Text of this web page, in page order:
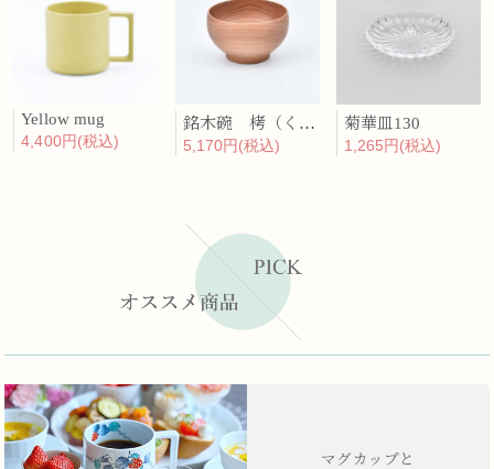
Yellow mug
4,400円(税込)
銘木碗 栲（くるみ）
5,170円(税込)
菊華皿130
1,265円(税込)
マグカップと